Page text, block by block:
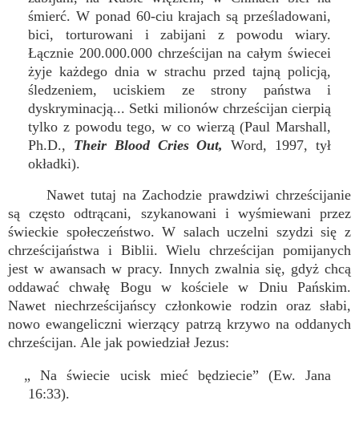
śmierć. W ponad 60-ciu krajach są prześladowani,
bici, torturowani i zabijani z powodu wiary.
Łącznie 200.000.000 chrześcijan na całym świecei
żyje każdego dnia w strachu przed tajną policją,
śledzeniem, uciskiem ze strony państwa i
dyskryminacją... Setki milionów chrześcijan cierpią
tylko z powodu tego, w co wierzą (Paul Marshall,
Ph.D., Their Blood Cries Out, Word, 1997, tył
okładki).
Nawet tutaj na Zachodzie prawdziwi chrześcijanie
są często odtrącani, szykanowani i wyśmiewani przez
świeckie społeczeństwo. W salach uczelni szydzi się z
chrześcijaństwa i Biblii. Wielu chrześcijan pomijanych
jest w awansach w pracy. Innych zwalnia się, gdyż chcą
oddawać chwałę Bogu w kościele w Dniu Pańskim.
Nawet niechrześcijańscy członkowie rodzin oraz słabi,
nowo ewangeliczni wierzący patrzą krzywo na oddanych
chrześcijan. Ale jak powiedział Jezus:
„ Na świecie ucisk mieć będziecie” (Ew. Jana
16:33).